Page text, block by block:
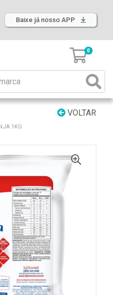
Baixe já nosso APP
0
VOLTAR
1KG